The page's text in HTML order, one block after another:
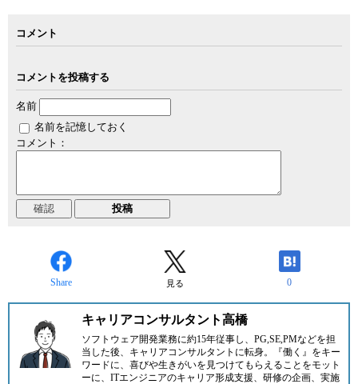
コメント
コメントを投稿する
名前
名前を記憶しておく
コメント：
Share 見る 0
キャリアコンサルタント高橋
ソフトウェア開発業務に約15年従事し、PG,SE,PMなどを担
当した後、キャリアコンサルタントに転身。『働く』をキー
ワードに、喜びや生きがいを見つけてもらえることをモット
ーに、ITエンジニアのキャリア形成支援、研修の企画、実施